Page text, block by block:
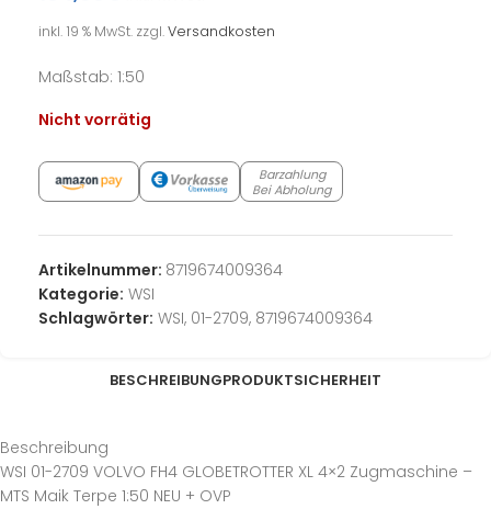
inkl. 19 % MwSt. zzgl.Versandkosten
Maßstab: 1:50
Nicht vorrätig
Barzahlung
Bei Abholung
Artikelnummer: 8719674009364
Kategorie: WSI
Schlagwörter: WSI, 01-2709, 8719674009364
BESCHREIBUNGPRODUKTSICHERHEIT
Beschreibung
WSI 01-2709 VOLVO FH4 GLOBETROTTER XL 4×2 Zugmaschine –
MTS Maik Terpe 1:50 NEU + OVP